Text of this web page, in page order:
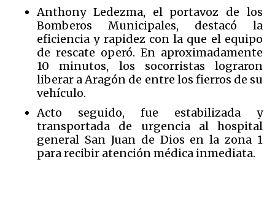
Anthony Ledezma, el portavoz de los
Bomberos Municipales, destacó la
eficiencia y rapidez con la que el equipo
de rescate operó. En aproximadamente
10 minutos, los socorristas lograron
liberar a Aragón de entre los fierros de su
vehículo.
Acto seguido, fue estabilizada y
transportada de urgencia al hospital
general San Juan de Dios en la zona 1
para recibir atención médica inmediata.